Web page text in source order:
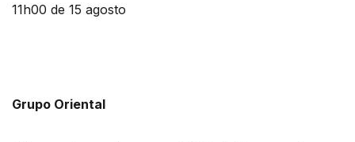
11h00 de 15 agosto
Grupo Oriental